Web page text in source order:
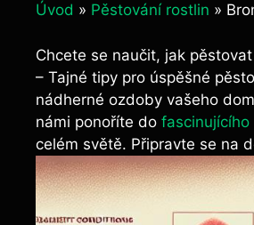
Úvod » Pěstování rostlin »
Chcete se naučit, jak
– Tajné tipy pro úspěšné
nádherné ozdoby vašeho
námi ponoříte do
celém světě. Připravte se na